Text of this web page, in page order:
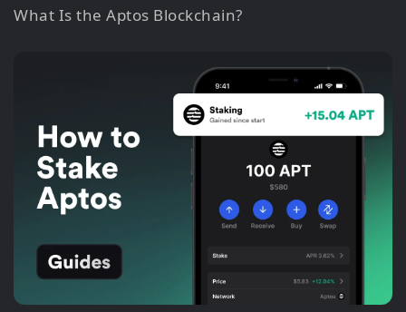
What Is the Aptos Blockchain?